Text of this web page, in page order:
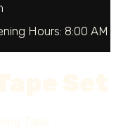
Hours: 8:00 AM